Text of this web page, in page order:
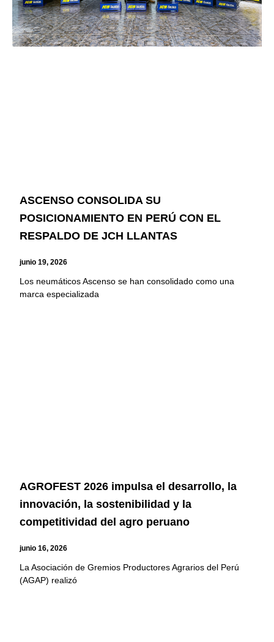
ASCENSO CONSOLIDA SU
POSICIONAMIENTO EN PERÚ CON EL
RESPALDO DE JCH LLANTAS
junio 19, 2026
Los neumáticos Ascenso se han consolidado como una
marca especializada
AGROFEST 2026 impulsa el desarrollo, la
innovación, la sostenibilidad y la
competitividad del agro peruano
junio 16, 2026
La Asociación de Gremios Productores Agrarios del Perú
(AGAP) realizó